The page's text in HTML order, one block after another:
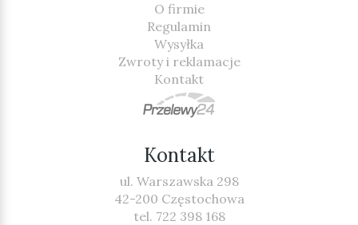
O firmie
Regulamin
Wysyłka
Zwroty i reklamacje
Kontakt
Kontakt
ul. Warszawska 298
42-200 Częstochowa
tel. 722 398 168